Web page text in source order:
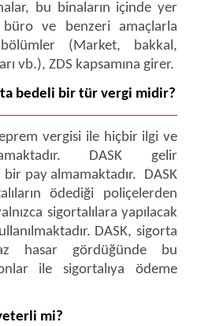
bu binaların içinde yer
ve benzeri amaçlarla
bölümler (Market, bakkal,
vb.), ZDS kapsamına girer.
bedeli bir tür vergi midir?
vergisi ile hiçbir ilgi ve
DASK gelir
pay almamaktadır. DASK
ödediği poliçelerden
sigortalılara yapılacak
DASK, sigorta
hasar gördüğünde bu
ile sigortalıya ödeme
mi?